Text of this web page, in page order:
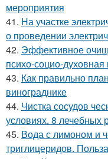
мероприятия
41. На участке
о проведении
42. Эффективное
психо-социо-
43. Как правильно
винограднике
44. Чистка сосудов
условиях. 8 лечебных
45. Вода с лимоном и
триглицеридов.